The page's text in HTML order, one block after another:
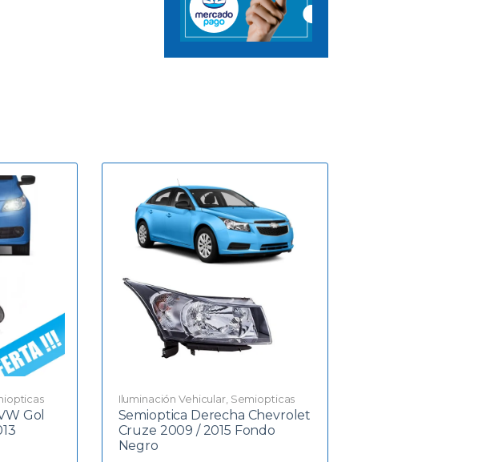
Gol
Iluminación Vehicular, Semiopticas
Semioptica Derecha Chevrolet
Cruze 2009 / 2015 Fondo
Negro